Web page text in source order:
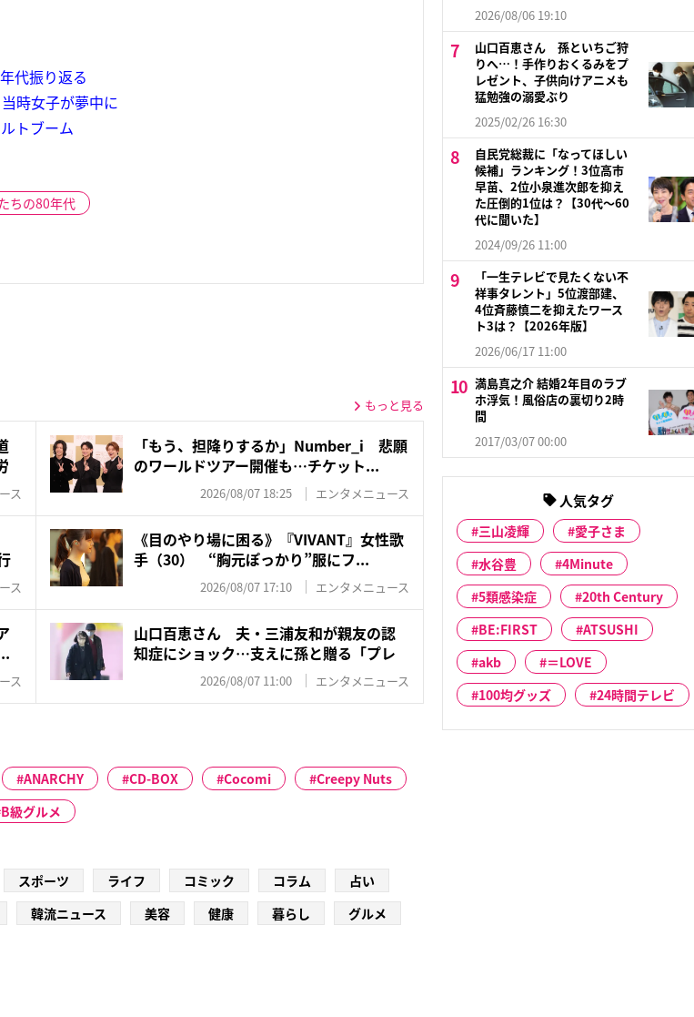
代振り返る
時女子が夢中に
トブーム
ちの80年代
もっと見る
ス
「もう、担降りするか」Number_i 悲願
のワールドツアー開催も…チケット...
2026/08/07 18:25 エンタメニュース
ス
《目のやり場に困る》『VIVANT』女性歌
手（30） “胸元ぽっかり”服にフ...
2026/08/07 17:10 エンタメニュース
ス
山口百恵さん 夫・三浦友和が親友の認
知症にショック…支えに孫と贈る「プレ
2026/08/07 11:00 エンタメニュース
ANARCHY CD-BOX Cocomi
Creepy Nuts
B級グルメ
スポーツ ライフ コミック コラム
占い
韓流ニュース 美容 健康 暮らし グルメ
2026/08/06 19:10
山口百恵さん 孫といちご狩
りへ…！手作りおくるみをプ
レゼント、子供向けアニメも
猛勉強の溺愛ぶり
2025/02/26 16:30
自民党総裁に「なってほしい
候補」ランキング！3位高市
早苗、2位小泉進次郎を抑え
た圧倒的1位は？【30代〜60
代に聞いた】
2024/09/26 11:00
「一生テレビで見たくない不
祥事タレント」5位渡部建、
4位斉藤慎二を抑えたワース
ト3は？【2026年版】
2026/06/17 11:00
満島真之介 結婚2年目のラブ
ホ浮気！風俗店の裏切り2時
間
2017/03/07 00:00
人気タグ
三山凌輝
愛子さま
水谷豊
4Minute
5類感染症
20th Century
BE:FIRST
ATSUSHI
akb
＝LOVE
100均グッズ
24時間テレビ